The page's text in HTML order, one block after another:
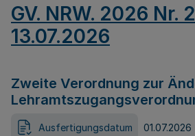
GV. NRW. 2026 Nr.
13.07.2026
Zweite Verordnung zur
Ausfertigungsdatum 01.07.2026